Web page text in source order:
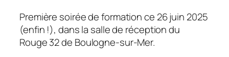
Première soirée de formation ce 26 juin 2025
(enfin !), dans la salle de réception du
Rouge 32 de Boulogne-sur-Mer.